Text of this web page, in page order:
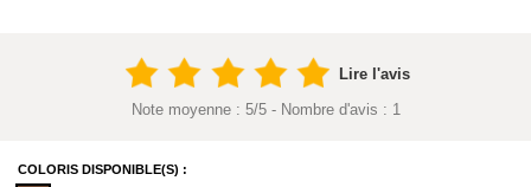
Lire l'avis
Note moyenne : 5/5- Nombre d'avis : 1
COLORIS DISPONIBLE(S) :